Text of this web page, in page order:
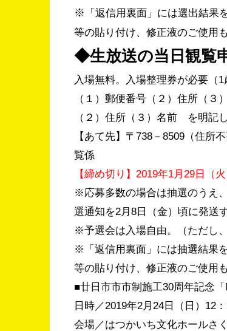
※
「返信用裏面」には選出結
等の貼り付け、修正液のご使用
◆生放送の当日観覧
入場無料。入場整理券が必要（
（１）郵便番号（２）住所（
（２）住所（３）名前 を明
【あて先】〒738－8509（住所
覧係
【締め切り】2019年1月29日（
※応募多数の場合は抽選のうえ
選通知を2月8日（金）頃に発送
※予選会は入場自由。（ただし
※「返信用裏面」には抽選結果
等の貼り付け、修正液のご使用
■廿日市市市制施工30周年記念
日時／2019年2月24日（日）12
会場／はつかいち文化ホール